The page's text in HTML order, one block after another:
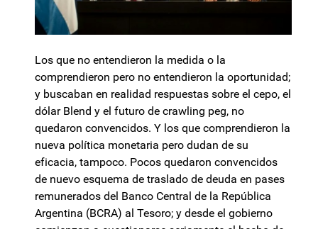
Los que no entendieron la medida o la
comprendieron pero no entendieron la oportunidad;
y buscaban en realidad respuestas sobre el cepo, el
dólar Blend y el futuro de crawling peg, no
quedaron convencidos. Y los que comprendieron la
nueva política monetaria pero dudan de su
eficacia, tampoco. Pocos quedaron convencidos
de nuevo esquema de traslado de deuda en pases
remunerados del Banco Central de la República
Argentina (BCRA) al Tesoro; y desde el gobierno